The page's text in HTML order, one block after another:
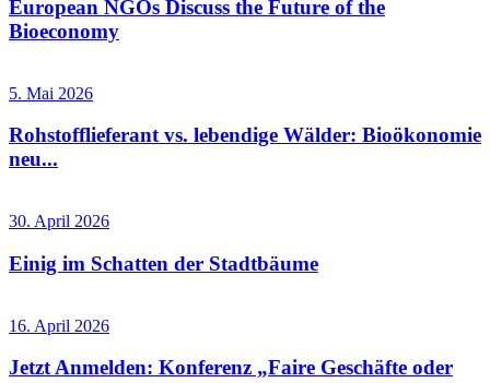
European NGOs Discuss the Future of the
Bioeconomy
5. Mai 2026
Rohstofflieferant vs. lebendige Wälder: Bioökonomie
neu...
30. April 2026
Einig im Schatten der Stadtbäume
16. April 2026
Jetzt Anmelden: Konferenz „Faire Geschäfte oder